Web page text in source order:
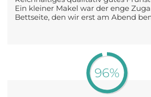
Ein kleiner Makel war der enge
Bettseite, den wir erst am Abend
96%